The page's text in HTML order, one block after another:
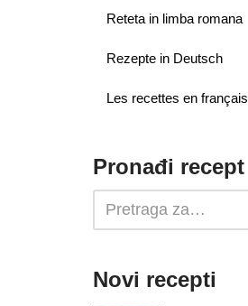
Reteta in limba romana
Rezepte in Deutsch
Les recettes en français
Pronađi recept
Novi recepti